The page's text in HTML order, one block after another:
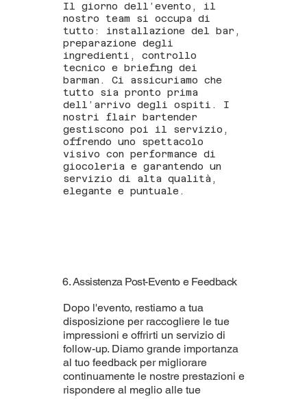
Il giorno dell’evento, il
nostro team si occupa di
tutto: installazione del bar,
preparazione degli
ingredienti, controllo
tecnico e briefing dei
barman. Ci assicuriamo che
tutto sia pronto prima
dell’arrivo degli ospiti. I
nostri flair bartender
gestiscono poi il servizio,
offrendo uno spettacolo
visivo con performance di
giocoleria e garantendo un
servizio di alta qualità,
elegante e puntuale.
6. Assistenza Post-Evento e Feedback
Dopo l'evento, restiamo a tua
disposizione per raccogliere le tue
impressioni e offrirti un servizio di
follow-up. Diamo grande importanza
al tuo feedback per migliorare
continuamente le nostre prestazioni e
rispondere al meglio alle tue